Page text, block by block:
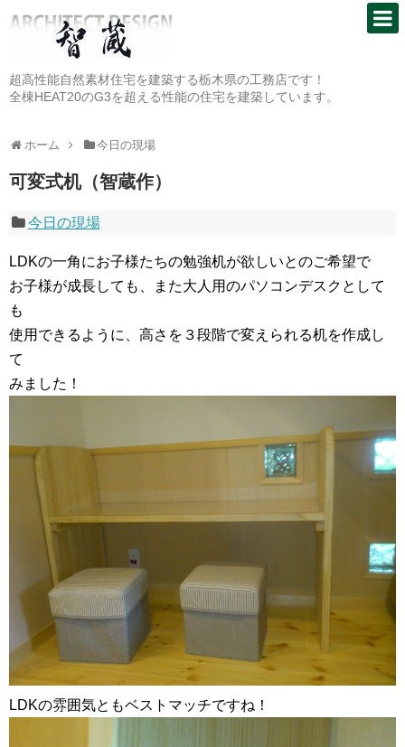
超高性能自然素材住宅を建築する栃木県の工務店です！
全棟HEAT20のG3を超える性能の住宅を建築しています。
ホーム 今日の現場
可変式机（智蔵作）
今日の現場
LDKの一角にお子様たちの勉強机が欲しいとのご希望で
お子様が成長しても、また大人用のパソコンデスクとして
も
使用できるように、高さを３段階で変えられる机を作成し
て
みました！
LDKの雰囲気ともベストマッチですね！